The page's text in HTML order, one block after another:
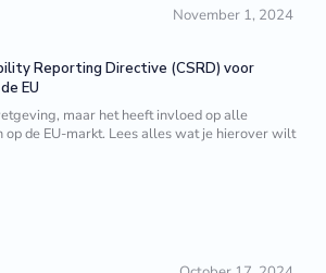
November 1, 2024
Reporting Directive (CSRD) voor
EU
maar het heeft invloed op alle
op de EU-markt. Lees alles wat je hierover wilt